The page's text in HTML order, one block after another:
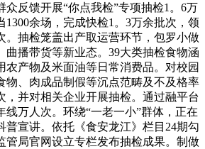
众反馈开展“你点我检”专项抽检1。6万
1300余场，完成快检1。3万余批次，领
。抽检笼盖出产取运营环节，包罗小做
曲播带货等新业态。39大类抽检食物涵
农产物及米面油等日常消费品。对校园
物、肉成品制假等沉点范畴及不及格率
，并对相关企业开展抽检。通过融平台
线万人次。环绕“一老一小”群体，正在
普宣讲。依托《食安龙江》栏目24期勾
管局官网设立专栏发布抽检成果。制做